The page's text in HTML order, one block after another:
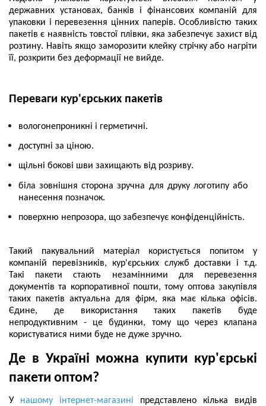
державних установах, банків і фінансових компаній для
упаковки і перевезення цінних паперів. Особливістю таких
пакетів є наявність товстої плівки, яка забезпечує захист від
розтину. Навіть якщо заморозити клейку стрічку або нагріти
її, розкрити без деформації не вийде.
Переваги кур'єрських пакетів
вологонепроникні і герметичні.
доступні за ціною.
щільні бокові шви захищають від розриву.
біла зовнішня сторона зручна для друку логотипу або
нанесення позначок.
поверхню непрозора, що забезпечує конфіденційність.
Такий пакувальний матеріал користується попитом у
компаній перевізників, кур'єрських служб доставки і т.д.
Такі пакети стають незамінними для перевезення
документів та корпоративної пошти, тому оптова закупівля
таких пакетів актуальна для фірм, яка має кілька офісів.
Єдине, де використання таких пакетів буде
непродуктивним - це будинки, тому що через клапана
користуватися ними буде не дуже зручно.
Де в Україні можна купити кур'єрські
пакети оптом?
У нашому інтернет-магазині
представлено кілька видів